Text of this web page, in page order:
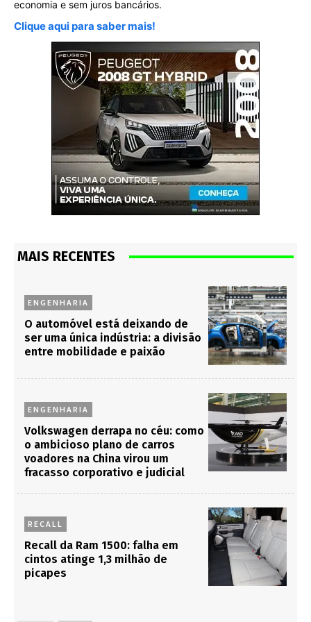
economia e sem juros bancários.
Clique aqui para saber mais!
MAIS RECENTES
ENGENHARIA
O automóvel está deixando de
ser uma única indústria: a divisão
entre mobilidade e paixão
ENGENHARIA
Volkswagen derrapa no céu: como
o ambicioso plano de carros
voadores na China virou um
fracasso corporativo e judicial
RECALL
Recall da Ram 1500: falha em
cintos atinge 1,3 milhão de
picapes